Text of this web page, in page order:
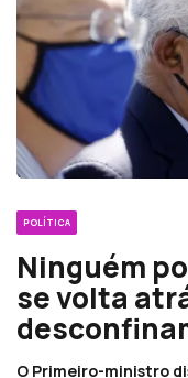
POLÍTICA
Ninguém
se volta
O Primeiro-ministro